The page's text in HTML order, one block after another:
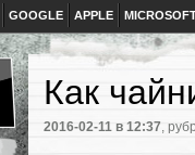
GOOGLE APPLE
Как
2016-02-11 в 12:37,